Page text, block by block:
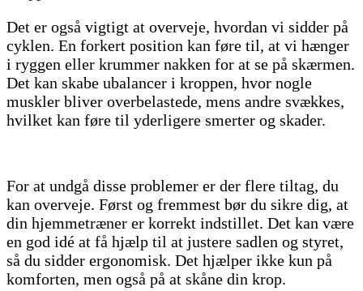
Det er også vigtigt at overveje, hvordan vi sidder på
cyklen. En forkert position kan føre til, at vi hænger
i ryggen eller krummer nakken for at se på skærmen.
Det kan skabe ubalancer i kroppen, hvor nogle
muskler bliver overbelastede, mens andre svækkes,
hvilket kan føre til yderligere smerter og skader.
For at undgå disse problemer er der flere tiltag, du
kan overveje. Først og fremmest bør du sikre dig, at
din hjemmetræner er korrekt indstillet. Det kan være
en god idé at få hjælp til at justere sadlen og styret,
så du sidder ergonomisk. Det hjælper ikke kun på
komforten, men også på at skåne din krop.